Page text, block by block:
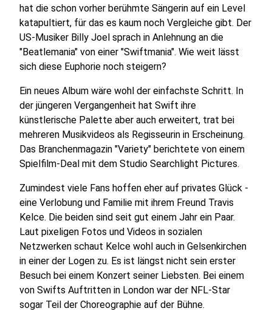
hat die schon vorher berühmte Sängerin auf ein Level
katapultiert, für das es kaum noch Vergleiche gibt. Der
US-Musiker Billy Joel sprach in Anlehnung an die
"Beatlemania" von einer "Swiftmania". Wie weit lässt
sich diese Euphorie noch steigern?
Ein neues Album wäre wohl der einfachste Schritt. In
der jüngeren Vergangenheit hat Swift ihre
künstlerische Palette aber auch erweitert, trat bei
mehreren Musikvideos als Regisseurin in Erscheinung.
Das Branchenmagazin "Variety" berichtete von einem
Spielfilm-Deal mit dem Studio Searchlight Pictures.
Zumindest viele Fans hoffen eher auf privates Glück -
eine Verlobung und Familie mit ihrem Freund Travis
Kelce. Die beiden sind seit gut einem Jahr ein Paar.
Laut pixeligen Fotos und Videos in sozialen
Netzwerken schaut Kelce wohl auch in Gelsenkirchen
in einer der Logen zu. Es ist längst nicht sein erster
Besuch bei einem Konzert seiner Liebsten. Bei einem
von Swifts Auftritten in London war der NFL-Star
sogar Teil der Choreographie auf der Bühne.